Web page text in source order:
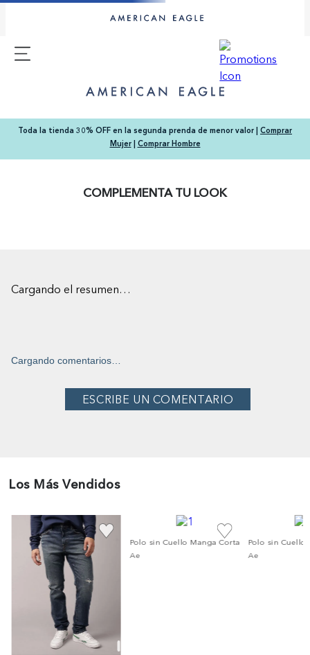
Toda la tienda 30% OFF en la segunda prenda de menor valor | Comprar
Mujer| Comprar Hombre
COMPLEMENTA TU LOOK
Cargando el resumen…
Cargando comentarios…
Los Más Vendidos
Polo sin Cuello Manga Corta
Ae
Polo sin Cuello
Ae